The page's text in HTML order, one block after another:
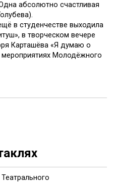
абсолютно счастливая
в студенчестве выходила
в творческом вечере
Карташёва «Я думаю о
мероприятиях Молодёжного